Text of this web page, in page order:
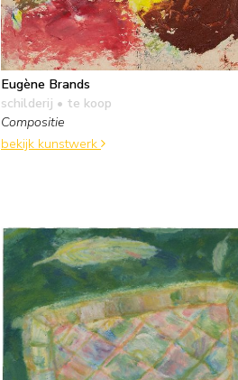
Eugène Brands
schilderij • te koop
Compositie
bekijk kunstwerk